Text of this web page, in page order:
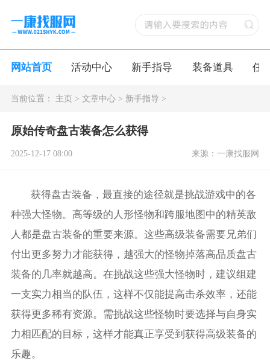
网站首页 活动中心 新手指导 装备道具 任
当前位置： 主页> 文章中心> 新手指导 >
原始传奇盘古装备怎么获得
2025-12-17 08:00 来源：一康找服网
获得盘古装备，最直接的途径就是挑战游戏中的各
种强大怪物。高等级的人形怪物和跨服地图中的精英敌
人都是盘古装备的重要来源。这些高级装备需要兄弟们
付出更多努力才能获得，越强大的怪物掉落高品质盘古
装备的几率就越高。在挑战这些强大怪物时，建议组建
一支实力相当的队伍，这样不仅能提高击杀效率，还能
获得更多稀有资源。需挑战这些怪物时要选择与自身实
力相匹配的目标，这样才能真正享受到获得高级装备的
乐趣。